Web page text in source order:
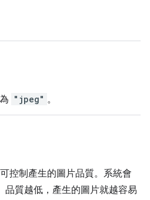
"jpeg" 。
可控制產生的圖片品質。系統會
品質越低，產生的圖片就越容易